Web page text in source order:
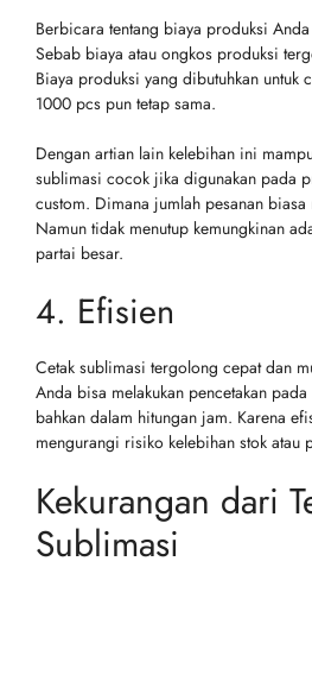
Berbicara tentang biaya produksi
Sebab biaya atau ongkos produksi
Biaya produksi yang dibutuhkan untuk
1000 pcs pun tetap sama.
Dengan artian lain kelebihan ini
sublimasi cocok jika digunakan pada
custom. Dimana jumlah pesanan biasa
Namun tidak menutup kemungkinan
partai besar.
4. Efisien
Cetak sublimasi tergolong cepat dan
Anda bisa melakukan pencetakan
bahkan dalam hitungan jam. Karena
mengurangi risiko kelebihan stok atau
Kekurangan dari
Sublimasi